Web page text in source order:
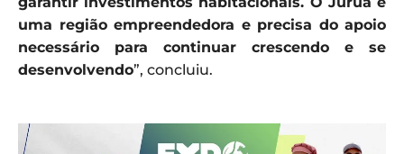
uma região empreendedora e precisa do apoio
necessário para continuar crescendo e se
desenvolvendo”, concluiu.